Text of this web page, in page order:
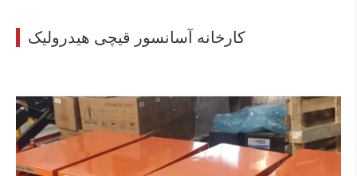
کارخانه آسانسور قیچی هیدرولیک